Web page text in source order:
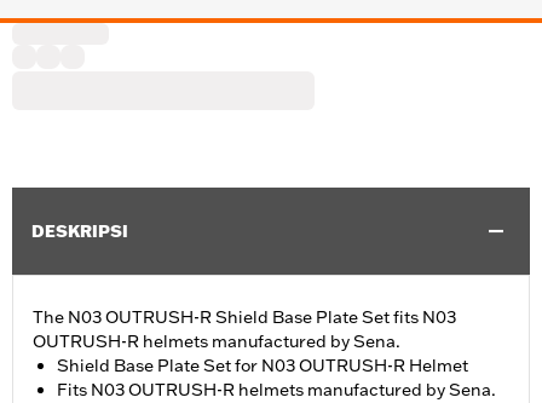
DESKRIPSI
The N03 OUTRUSH-R Shield Base Plate Set fits N03
OUTRUSH-R helmets manufactured by Sena.
Shield Base Plate Set for N03 OUTRUSH-R Helmet
Fits N03 OUTRUSH-R helmets manufactured by Sena.